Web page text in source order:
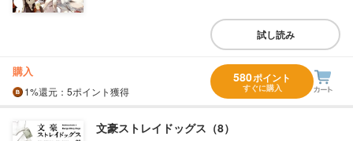
試し読み
購入
1%還元 ：5ポイント獲得
580ポイント
すぐに購入
文豪ストレイドッグス（8）